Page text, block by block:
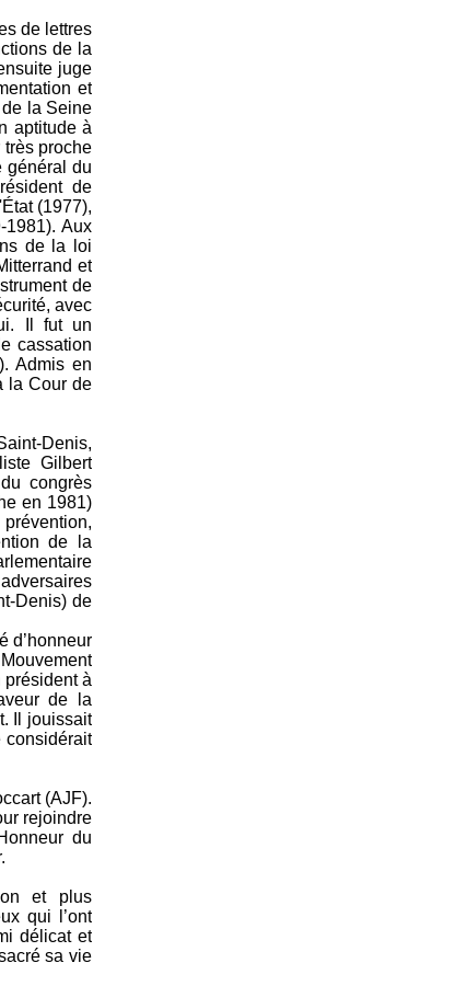
de lettres
de la
juge
et
la Seine
aptitude à
proche
général du
de
(1977),
1981). Aux
de la loi
et
de
avec
Il fut un
cassation
Admis en
la Cour de
Denis,
Gilbert
congrès
en 1981)
de la
Denis) de
d’honneur
président à
de la
Il jouissait
considérait
(AJF).
rejoindre
du
et plus
qui l’ont
délicat et
sa vie